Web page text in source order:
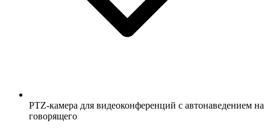
PTZ-камера для видеоконференций с автонаведением на
говорящего